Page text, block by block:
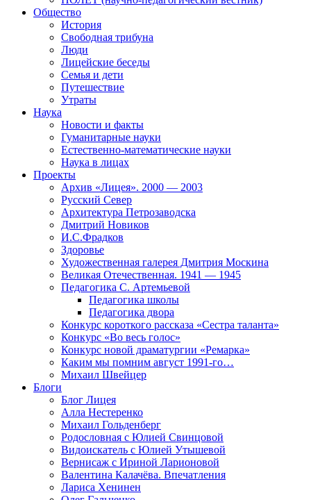
Общество
История
Свободная трибуна
Люди
Лицейские беседы
Семья и дети
Путешествие
Утраты
Наука
Новости и факты
Гуманитарные науки
Естественно-математические науки
Наука в лицах
Проекты
Архив «Лицея». 2000 — 2003
Русский Север
Архитектура Петрозаводска
Дмитрий Новиков
И.С.Фрадков
Здоровье
Художественная галерея Дмитрия Москина
Великая Отечественная. 1941 — 1945
Педагогика С. Артемьевой
Педагогика школы
Педагогика двора
Конкурс короткого рассказа «Сестра таланта»
Конкурс «Во весь голос»
Конкурс новой драматургии «Ремарка»
Каким мы помним август 1991-го…
Михаил Швейцер
Блоги
Блог Лицея
Алла Нестеренко
Михаил Гольденберг
Родословная с Юлией Свинцовой
Видоискатель с Юлией Утышевой
Вернисаж с Ириной Ларионовой
Валентина Калачёва. Впечатления
Лариса Хенинен